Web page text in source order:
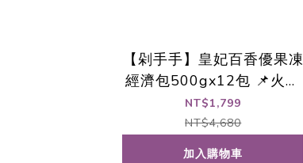
【剁手手】皇妃百香優果凍
經濟包500gx12包 📌火速
出貨中🚀
NT$1,799
NT$4,680
加入購物車